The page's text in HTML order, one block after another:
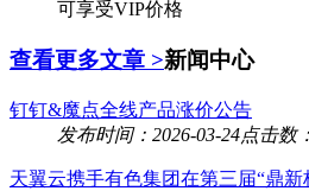
可享受VIP价格
查看更多文章 >新闻中心
钉钉&魔点全线产品涨价公告
发布时间：2026-03-24点击数
天翼云携手有色集团在第三届“鼎